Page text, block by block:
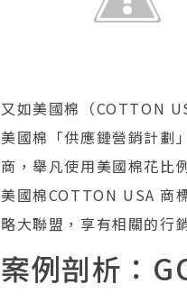
又如美國棉（COTTON
美國棉「供應鏈營銷計
商，舉凡使用美國棉花比
美國棉COTTON USA 商
略大聯盟，享有相關的行
案例剖析：